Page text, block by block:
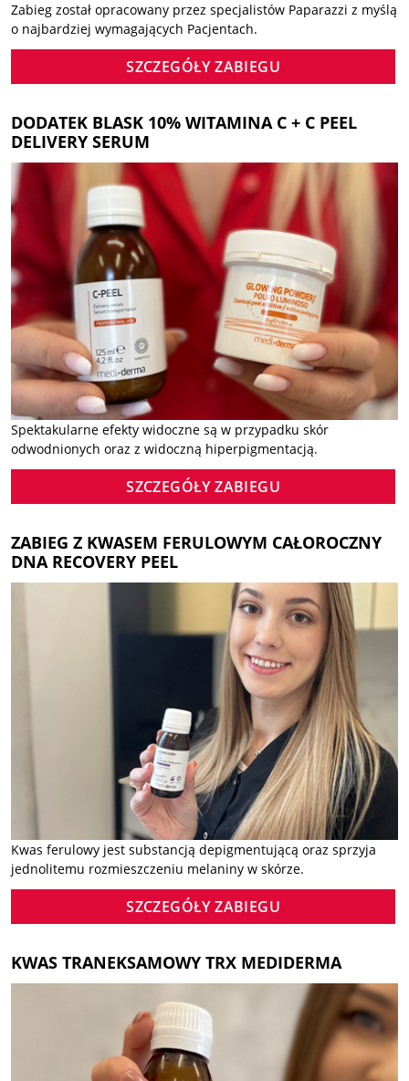
Zabieg został opracowany przez specjalistów Paparazzi z myślą
o najbardziej wymagających Pacjentach.
SZCZEGÓŁY ZABIEGU
DODATEK BLASK 10% WITAMINA C + C PEEL
DELIVERY SERUM
Spektakularne efekty widoczne są w przypadku skór
odwodnionych oraz z widoczną hiperpigmentacją.
SZCZEGÓŁY ZABIEGU
ZABIEG Z KWASEM FERULOWYM CAŁOROCZNY
DNA RECOVERY PEEL
Kwas ferulowy jest substancją depigmentującą oraz sprzyja
jednolitemu rozmieszczeniu melaniny w skórze.
SZCZEGÓŁY ZABIEGU
KWAS TRANEKSAMOWY TRX MEDIDERMA